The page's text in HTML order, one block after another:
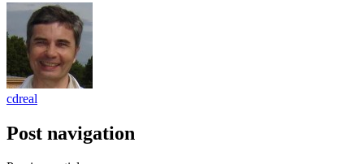
cdreal
Post navigation